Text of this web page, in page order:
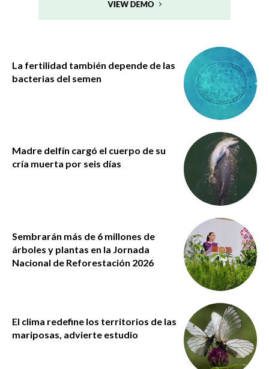
La fertilidad también depende de las
bacterias del semen
Madre delfín cargó el cuerpo de su
cría muerta por seis días
Sembrarán más de 6 millones de
árboles y plantas en la Jornada
Nacional de Reforestación 2026
El clima redefine los territorios de las
mariposas, advierte estudio